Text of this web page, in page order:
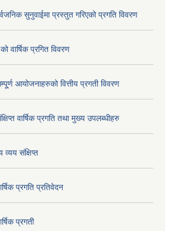
सुनुवाईमा प्रस्तुत गरिएको प्रगति विवरण
वार्षिक प्रगित विवरण
आयोजनाहरुको वित्तीय प्रगती विवरण
वार्षिक प्रगति तथा मुख्य उपलब्धीहरु
संक्षिप्त
प्रगति प्रतिवेदन
प्रगती